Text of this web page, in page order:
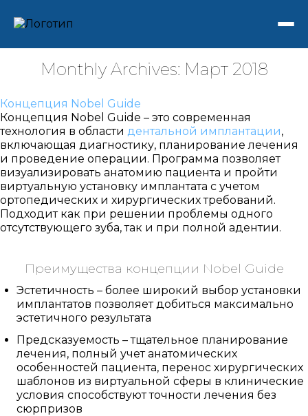
Monthly Archives: Март 2018
Концепция Nobel Guide
Концепция Nobel Guide – это современная
технология в области дентальной имплантации,
включающая диагностику, планирование лечения
и проведение операции. Программа позволяет
визуализировать анатомию пациента и пройти
виртуальную установку имплантата с учетом
ортопедических и хирургических требований.
Подходит как при решении проблемы одного
отсутствующего зуба, так и при полной адентии.
Преимущества концепции Nobel Guide
Эстетичность – более широкий выбор установки
имплантатов позволяет добиться максимально
эстетичного результата
Предсказуемость – тщательное планирование
лечения, полный учет анатомических
особенностей пациента, перенос хирургических
шаблонов из виртуальной сферы в клинические
условия способствуют точности лечения без
сюрпризов